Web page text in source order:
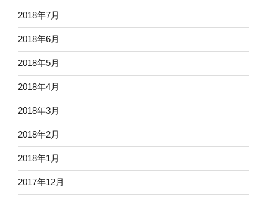
2018年7月
2018年6月
2018年5月
2018年4月
2018年3月
2018年2月
2018年1月
2017年12月